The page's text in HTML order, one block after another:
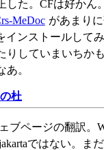
した。CFは好かん。
MeDoc があまりに
インストールして
りしていまいちか
あ。
杜
ブページの翻訳。
ではない。ま